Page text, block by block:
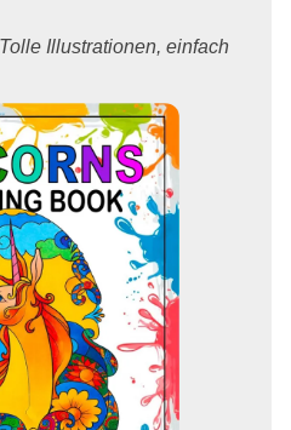
Illustrationen, einfach